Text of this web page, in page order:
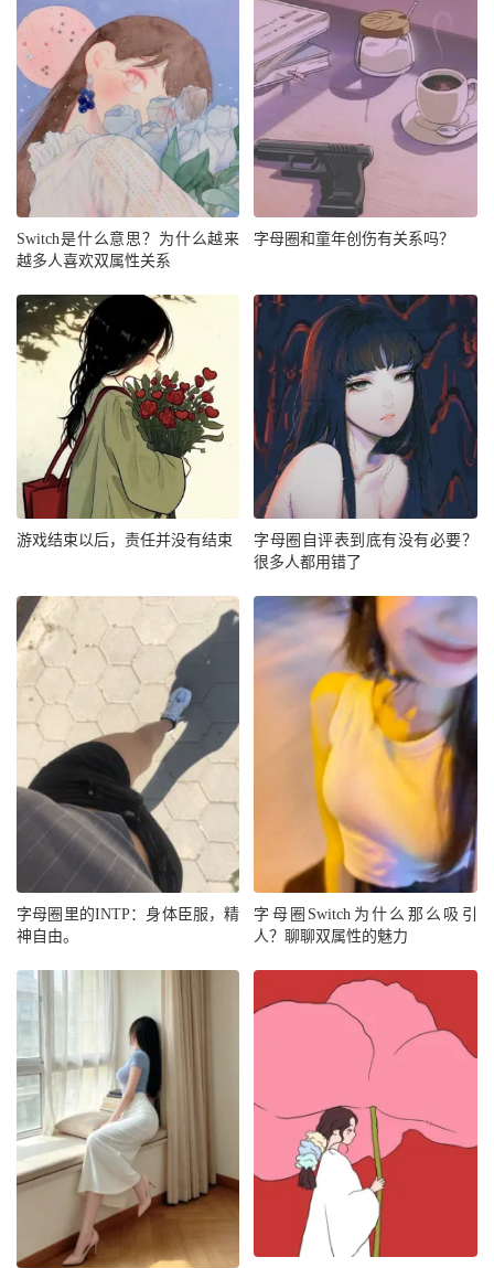
Switch是什么意思？为什么越来
越多人喜欢双属性关系
字母圈和童年创伤有关系吗？
游戏结束以后，责任并没有结束
字母圈自评表到底有没有必要？
很多人都用错了
字母圈里的INTP：身体臣服，精
神自由。
字母圈Switch为什么那么吸引
人？聊聊双属性的魅力